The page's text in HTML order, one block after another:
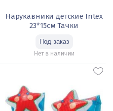
Нарукавники детские Intex
23*15см Тачки
Нет в наличии